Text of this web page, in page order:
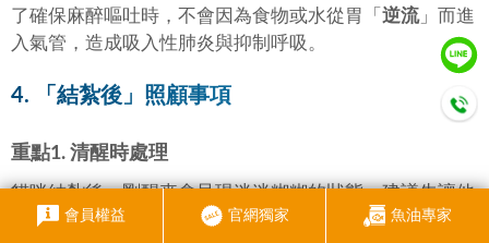
了確保麻醉嘔吐時，不會因為食物或水從胃「 逆流」而進
入氣管，造成吸入性肺炎與抑制呼吸。
4. 「 結紮後 」照顧事項
重點1. 清醒時處理
貓咪結紮後，剛醒來會呈現迷迷糊糊的狀態，建議先讓他
待在籠子內，等貓咪完全清醒，再讓牠出來活動與餵食
會員權益 官網獨家 魚油專家